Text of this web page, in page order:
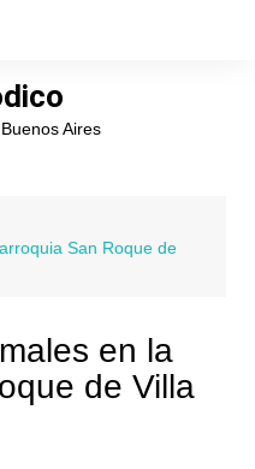
Aires
San Roque de
en la
de Villa